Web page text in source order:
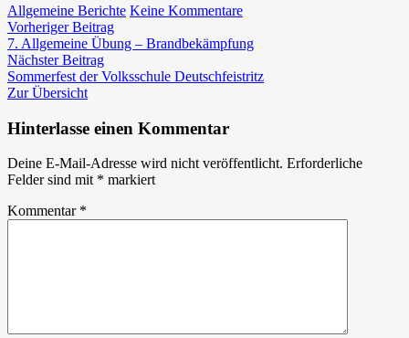
Allgemeine Berichte Keine Kommentarezu
Jugend
Bereichsbewerb
Beitragsnavigation
Vorheriger BeitragVorheriger
Beitrag:
7. Allgemeine Übung – Brandbekämpfung
Nächster BeitragNächster
Beitrag:
Sommerfest der Volksschule Deutschfeistritz
Zur Übersicht
Hinterlasse einen Kommentar
Deine E-Mail-Adresse wird nicht veröffentlicht. Erforderliche
Felder sind mit * markiert
Kommentar *